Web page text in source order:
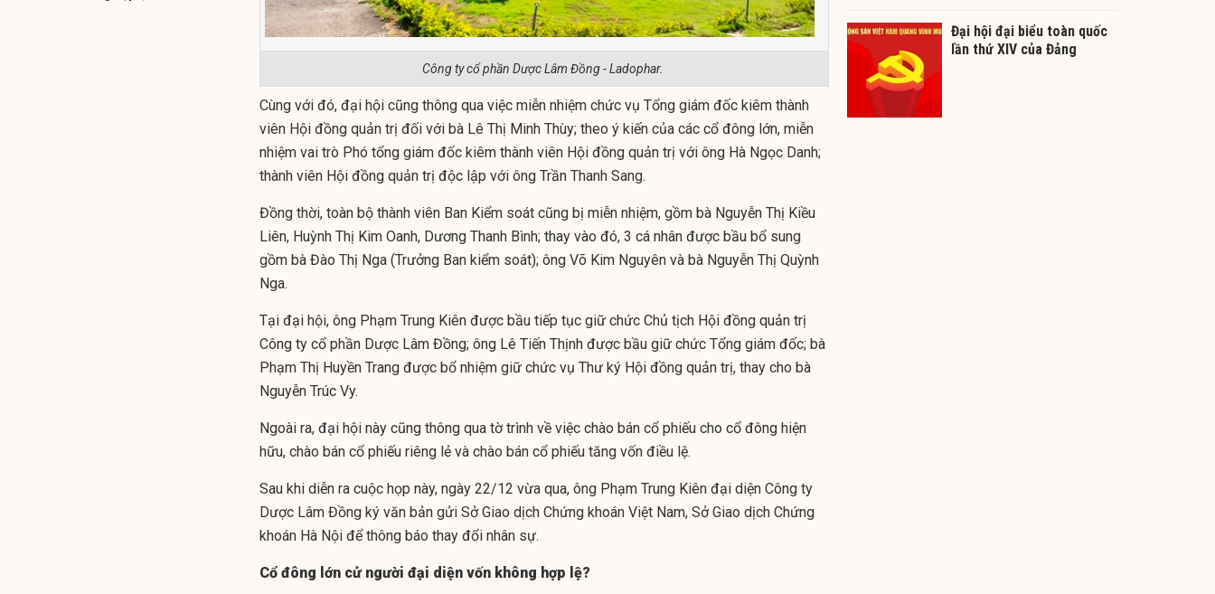
Công ty cổ phần Dược Lâm Đồng - Ladophar.
Cùng với đó, đại hội cũng thông qua việc miễn nhiệm chức vụ Tổng giám đốc kiêm thành
viên Hội đồng quản trị đối với bà Lê Thị Minh Thùy; theo ý kiến của các cổ đông lớn, miễn
nhiệm vai trò Phó tổng giám đốc kiêm thành viên Hội đồng quản trị với ông Hà Ngọc Danh;
thành viên Hội đồng quản trị độc lập với ông Trần Thanh Sang.
Đồng thời, toàn bộ thành viên Ban Kiểm soát cũng bị miễn nhiệm, gồm bà Nguyễn Thị Kiều
Liên, Huỳnh Thị Kim Oanh, Dương Thanh Bình; thay vào đó, 3 cá nhân được bầu bổ sung
gồm bà Đào Thị Nga (Trưởng Ban kiểm soát); ông Võ Kim Nguyên và bà Nguyễn Thị Quỳnh
Nga.
Tại đại hội, ông Phạm Trung Kiên được bầu tiếp tục giữ chức Chủ tịch Hội đồng quản trị
Công ty cổ phần Dược Lâm Đồng; ông Lê Tiến Thịnh được bầu giữ chức Tổng giám đốc; bà
Phạm Thị Huyền Trang được bổ nhiệm giữ chức vụ Thư ký Hội đồng quản trị, thay cho bà
Nguyễn Trúc Vy.
Ngoài ra, đại hội này cũng thông qua tờ trình về việc chào bán cổ phiếu cho cổ đông hiện
hữu, chào bán cổ phiếu riêng lẻ và chào bán cổ phiếu tăng vốn điều lệ.
Sau khi diễn ra cuộc họp này, ngày 22/12 vừa qua, ông Phạm Trung Kiên đại diện Công ty
Dược Lâm Đồng ký văn bản gửi Sở Giao dịch Chứng khoán Việt Nam, Sở Giao dịch Chứng
khoán Hà Nội để thông báo thay đổi nhân sự.
Cổ đông lớn cử người đại diện vốn không hợp lệ?
Đại hội đại biểu toàn quốc
lần thứ XIV của Đảng